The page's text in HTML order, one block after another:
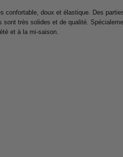
confortable, doux et élastique. Des
très solides et de qualité.
et à la mi-saison.